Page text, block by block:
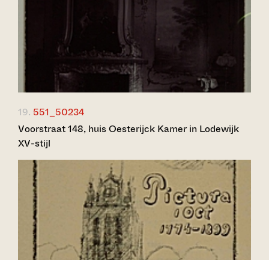
19. 551_50234
Voorstraat 148, huis Oesterijck Kamer in Lodewijk
XV-stijl